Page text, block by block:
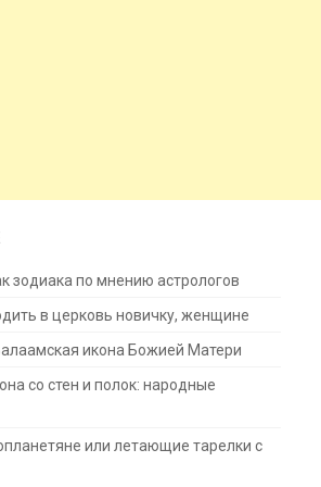
зодиака по мнению астрологов
в церковь новичку, женщине
икона Божией Матери
со стен и полок: народные
или летающие тарелки с